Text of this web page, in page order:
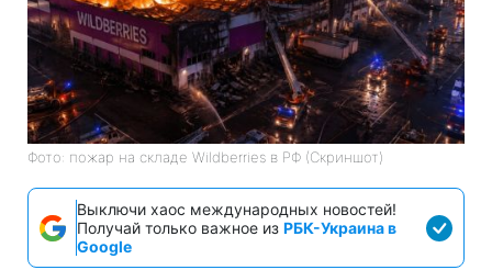
Фото: пожар на складе Wildberries в РФ (Скриншот)
Выключи хаос международных новостей!
Получай только важное из РБК-Украина в
Google